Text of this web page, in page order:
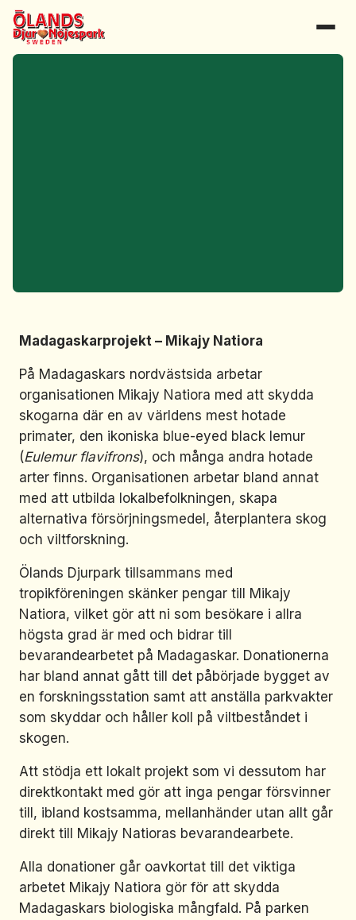
Madagaskarprojekt – Mikajy Natiora
På Madagaskars nordvästsida arbetar
organisationen Mikajy Natiora med att skydda
skogarna där en av världens mest hotade
primater, den ikoniska blue-eyed black lemur
(Eulemur flavifrons), och många andra hotade
arter finns. Organisationen arbetar bland annat
med att utbilda lokalbefolkningen, skapa
alternativa försörjningsmedel, återplantera skog
och viltforskning.
Ölands Djurpark tillsammans med
tropikföreningen skänker pengar till Mikajy
Natiora, vilket gör att ni som besökare i allra
högsta grad är med och bidrar till
bevarandearbetet på Madagaskar. Donationerna
har bland annat gått till det påbörjade bygget av
en forskningsstation samt att anställa parkvakter
som skyddar och håller koll på viltbeståndet i
skogen.
Att stödja ett lokalt projekt som vi dessutom har
direktkontakt med gör att inga pengar försvinner
till, ibland kostsamma, mellanhänder utan allt går
direkt till Mikajy Natioras bevarandearbete.
Alla donationer går oavkortat till det viktiga
arbetet Mikajy Natiora gör för att skydda
Madagaskars biologiska mångfald. På parken